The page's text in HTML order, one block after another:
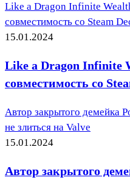
Like a Dragon Infinite
совместимость со Steam
15.01.2024
Like a Dragon Infinite
совместимость со
Автор закрытого демейка
не злиться на Valve
15.01.2024
Автор закрытого